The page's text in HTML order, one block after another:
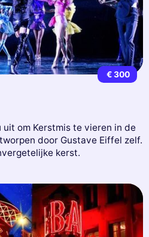
€ 300
om Kerstmis te vieren in de
door Gustave Eiffel zelf.
kerst.